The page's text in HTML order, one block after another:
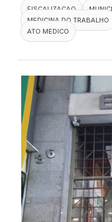
FISCALIZACAO
MEDICINA DO TRABALHO
ATO MEDICO